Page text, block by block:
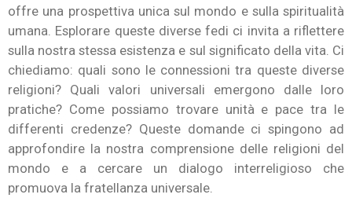
offre una prospettiva unica sul mondo e sulla spiritualità
umana. Esplorare queste diverse fedi ci invita a riflettere
sulla nostra stessa esistenza e sul significato della vita. Ci
chiediamo: quali sono le connessioni tra queste diverse
religioni? Quali valori universali emergono dalle loro
pratiche? Come possiamo trovare unità e pace tra le
differenti credenze? Queste domande ci spingono ad
approfondire la nostra comprensione delle religioni del
mondo e a cercare un dialogo interreligioso che
promuova la fratellanza universale.